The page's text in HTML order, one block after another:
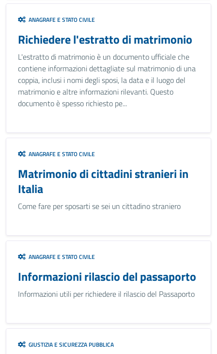
ANAGRAFE E STATO CIVILE
Richiedere l'estratto di matrimonio
L'estratto di matrimonio è un documento ufficiale che
contiene informazioni dettagliate sul matrimonio di una
coppia, inclusi i nomi degli sposi, la data e il luogo del
matrimonio e altre informazioni rilevanti. Questo
documento è spesso richiesto pe...
ANAGRAFE E STATO CIVILE
Matrimonio di cittadini stranieri in
Italia
Come fare per sposarti se sei un cittadino straniero
ANAGRAFE E STATO CIVILE
Informazioni rilascio del passaporto
Informazioni utili per richiedere il rilascio del Passaporto
GIUSTIZIA E SICUREZZA PUBBLICA